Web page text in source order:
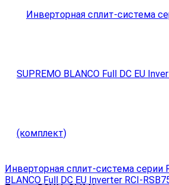
Инверторная сплит-система серии
BLANCO Full DC EU Inverter RCI-